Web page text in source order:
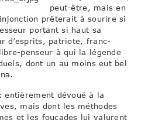
peut-être, mais en
prêterait à sourire si
portant si haut sa
d’esprits, patriote, franc-
penseur à qui la légende
dont un au moins eut bel
entièrement dévoué à la
mais dont les méthodes
et les foucades lui valurent